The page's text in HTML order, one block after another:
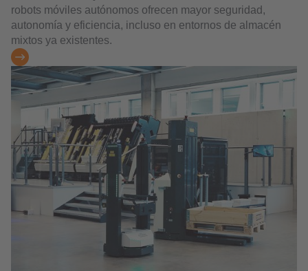
robots móviles autónomos ofrecen mayor seguridad,
autonomía y eficiencia, incluso en entornos de almacén
mixtos ya existentes.